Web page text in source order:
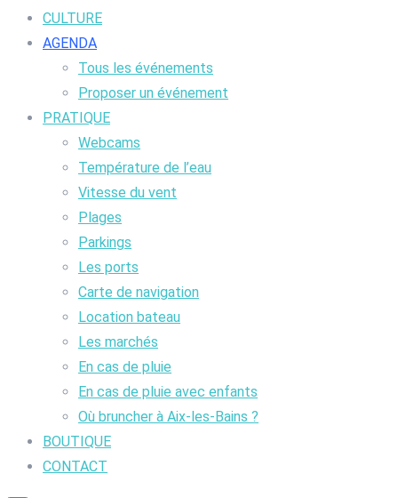
CULTURE
AGENDA
Tous les événements
Proposer un événement
PRATIQUE
Webcams
Température de l’eau
Vitesse du vent
Plages
Parkings
Les ports
Carte de navigation
Location bateau
Les marchés
En cas de pluie
En cas de pluie avec enfants
Où bruncher à Aix-les-Bains ?
BOUTIQUE
CONTACT